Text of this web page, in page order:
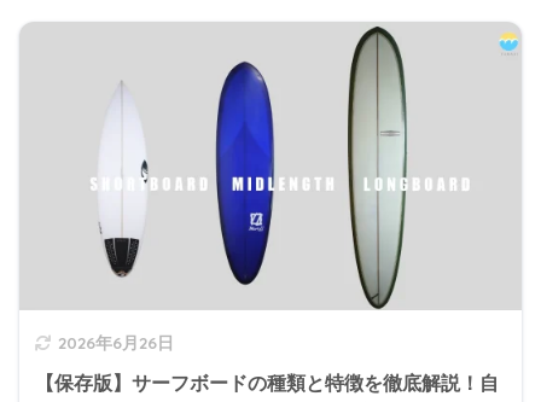
2026年6月26日
【保存版】サーフボードの種類と特徴を徹底解説！自